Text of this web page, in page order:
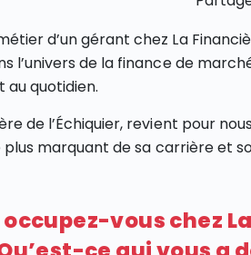
d’un gérant chez La
l’univers de la finance de
quotidien.
de l’Échiquier, revient pour
plus marquant de sa carrière et
vous chez La